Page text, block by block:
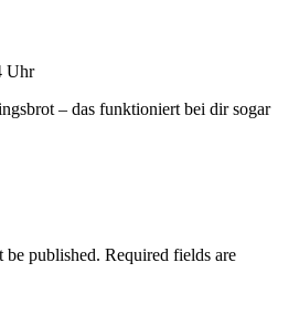
Uhr
– das funktioniert bei dir sogar
be published. Required fields are